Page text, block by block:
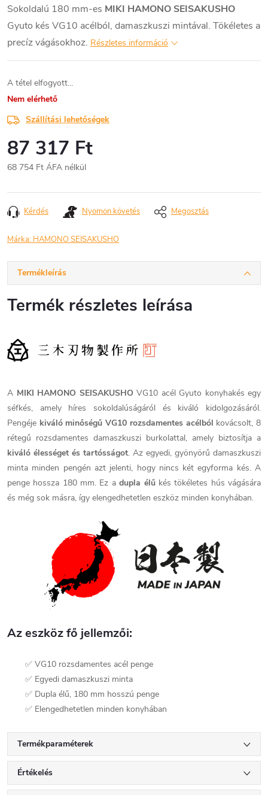
Sokoldalú 180 mm-es MIKI HAMONO SEISAKUSHO
Gyuto kés VG10 acélból, damaszkuszi mintával. Tökéletes a
precíz vágásokhoz. Részletes információ
A tétel elfogyott…
Nem elérhető
Szállítási lehetőségek
87 317 Ft
68 754 Ft ÁFA nélkül
Kérdés Nyomon követés Megosztás
Márka: HAMONO SEISAKUSHO
Termékleírás
Termék részletes leírása
A MIKI HAMONO SEISAKUSHO VG10 acél Gyuto konyhakés egy
séfkés, amely híres sokoldalúságáról és kiváló kidolgozásáról.
Pengéje kiváló minőségű VG10 rozsdamentes acélból kovácsolt, 8
rétegű rozsdamentes damaszkuszi burkolattal, amely biztosítja a
kiváló élességet és tartósságot. Az egyedi, gyönyörű damaszkuszi
minta minden pengén azt jelenti, hogy nincs két egyforma kés. A
penge hossza 180 mm. Ez adupla élűkés tökéletes hús vágására
és még sok másra, így elengedhetetlen eszköz minden konyhában.
Az eszköz fő jellemzői:
✅ VG10 rozsdamentes acél penge
✅ Egyedi damaszkuszi minta
✅ Dupla élű, 180 mm hosszú penge
✅ Elengedhetetlen minden konyhában
Termékparaméterek
Értékelés